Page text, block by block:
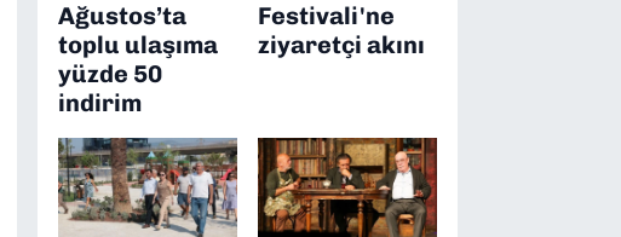
Ağustos’ta
toplu ulaşıma
yüzde 50
indirim
Festivali'ne
ziyaretçi akını